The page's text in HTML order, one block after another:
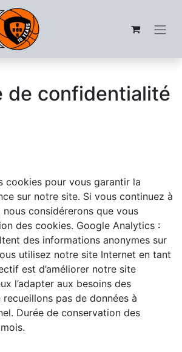
de confidentialité
cookies pour vous garantir la
sur notre site. Si vous continuez à
nous considérerons que vous
des cookies. Google Analytics :
des informations anonymes sur
utilisez notre site Internet en tant
est d’améliorer notre site
l’adapter aux besoins des
pas de données à
Durée de conservation des